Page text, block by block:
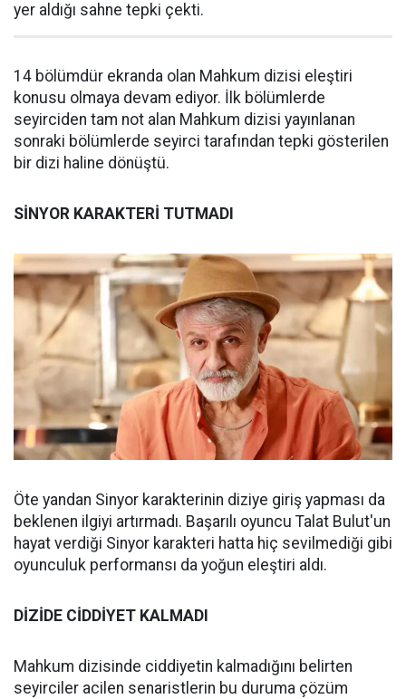
yer aldığı sahne tepki çekti.
14 bölümdür ekranda olan Mahkum dizisi eleştiri
konusu olmaya devam ediyor. İlk bölümlerde
seyirciden tam not alan Mahkum dizisi yayınlanan
sonraki bölümlerde seyirci tarafından tepki gösterilen
bir dizi haline dönüştü.
SİNYOR KARAKTERİ TUTMADI
Öte yandan Sinyor karakterinin diziye giriş yapması da
beklenen ilgiyi artırmadı. Başarılı oyuncu Talat Bulut'un
hayat verdiği Sinyor karakteri hatta hiç sevilmediği gibi
oyunculuk performansı da yoğun eleştiri aldı.
DİZİDE CİDDİYET KALMADI
Mahkum dizisinde ciddiyetin kalmadığını belirten
seyirciler acilen senaristlerin bu duruma çözüm